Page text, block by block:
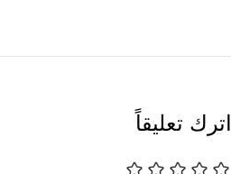
اترك تعليقاً